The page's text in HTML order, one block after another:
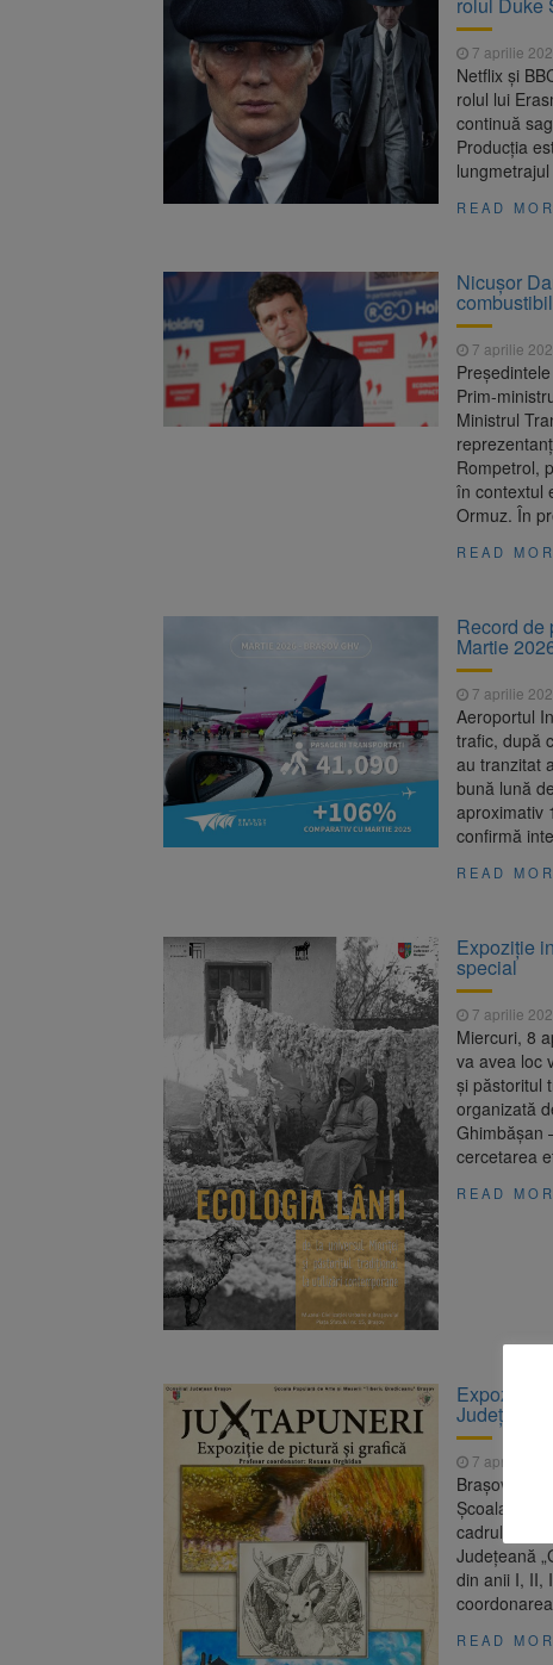
6 august 2026
Înalta
procesul
6 august 2026 Strategia
7 aprilie
Netflix și
rolul lui
continuă
Producția
READ
Nicușor
7 aprilie
Prim-
Ministrul
Rompetrol,
în contextul
Ormuz. În
READ
Record de
Martie
7 aprilie
Aeroportul
trafic, după
au tranzitat
bună lună
aproximativ
confirmă
READ
Expoziție
special
7 aprilie
Miercuri, 8
va avea loc
și păstoritul
organizată
Ghimbășan
cercetarea
READ
Expoziția
Județeană
7 aprilie 2026
Brașovenii
Școala
cadrul
Județeană
din anii I, II,
READ